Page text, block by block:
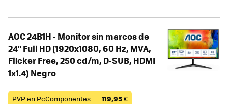
AOC 24B1H - Monitor sin marcos de
24" Full HD (1920x1080, 60 Hz, MVA,
Flicker Free, 250 cd/m, D-SUB, HDMI
1x1.4) Negro
PVP en PcComponentes — 119,95€